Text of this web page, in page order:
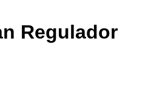
Regulador